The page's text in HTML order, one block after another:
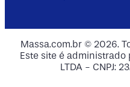
Media
Media
Media
Massa.com.br © 2026.
Este site é administrado
LTDA - CNPJ: